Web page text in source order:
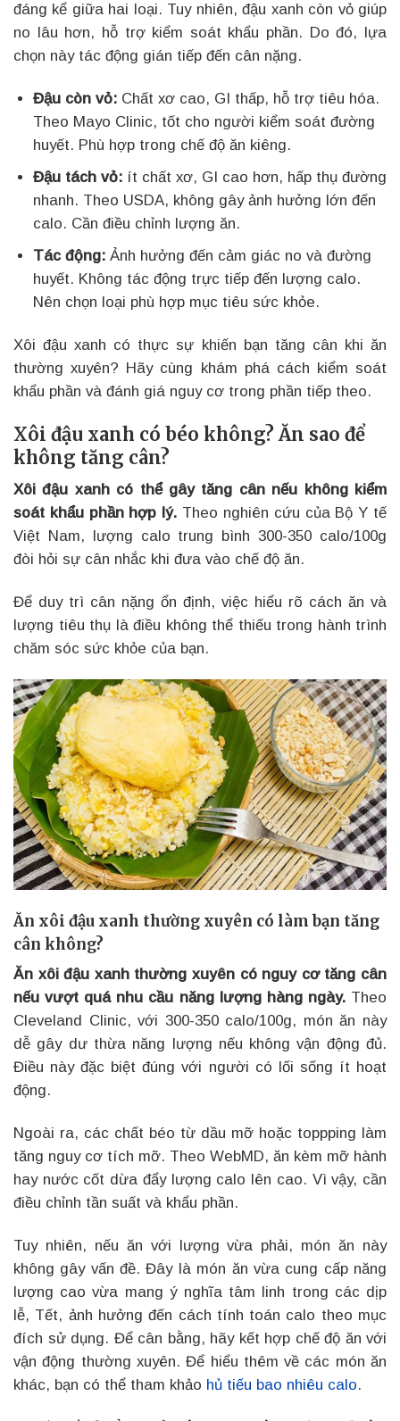
đáng kể giữa hai loại. Tuy nhiên, đậu xanh còn vỏ giúp
no lâu hơn, hỗ trợ kiểm soát khẩu phần. Do đó, lựa
chọn này tác động gián tiếp đến cân nặng.
Đậu còn vỏ:Chất xơ cao, GI thấp, hỗ trợ tiêu hóa.
Theo Mayo Clinic, tốt cho người kiểm soát đường
huyết. Phù hợp trong chế độ ăn kiêng.
Đậu tách vỏ:ít chất xơ, GI cao hơn, hấp thụ đường
nhanh. Theo USDA, không gây ảnh hưởng lớn đến
calo. Cần điều chỉnh lượng ăn.
Tác động:Ảnh hưởng đến cảm giác no và đường
huyết. Không tác động trực tiếp đến lượng calo.
Nên chọn loại phù hợp mục tiêu sức khỏe.
Xôi đậu xanh có thực sự khiến bạn tăng cân khi ăn
thường xuyên? Hãy cùng khám phá cách kiểm soát
khẩu phần và đánh giá nguy cơ trong phần tiếp theo.
Xôi đậu xanh có béo không? Ăn sao để
không tăng cân?
Xôi đậu xanh có thể gây tăng cân nếu không kiểm
soát khẩu phần hợp lý. Theo nghiên cứu của Bộ Y tế
Việt Nam, lượng calo trung bình 300-350 calo/100g
đòi hỏi sự cân nhắc khi đưa vào chế độ ăn.
Để duy trì cân nặng ổn định, việc hiểu rõ cách ăn và
lượng tiêu thụ là điều không thể thiếu trong hành trình
chăm sóc sức khỏe của bạn.
Ăn xôi đậu xanh thường xuyên có làm bạn tăng
cân không?
Ăn xôi đậu xanh thường xuyên có nguy cơ tăng cân
nếu vượt quá nhu cầu năng lượng hàng ngày.Theo
Cleveland Clinic, với 300-350 calo/100g, món ăn này
dễ gây dư thừa năng lượng nếu không vận động đủ.
Điều này đặc biệt đúng với người có lối sống ít hoạt
động.
Ngoài ra, các chất béo từ dầu mỡ hoặc toppping làm
tăng nguy cơ tích mỡ. Theo WebMD, ăn kèm mỡ hành
hay nước cốt dừa đẩy lượng calo lên cao. Vì vậy, cần
điều chỉnh tần suất và khẩu phần.
Tuy nhiên, nếu ăn với lượng vừa phải, món ăn này
không gây vấn đề. Đây là món ăn vừa cung cấp năng
lượng cao vừa mang ý nghĩa tâm linh trong các dịp
lễ, Tết, ảnh hưởng đến cách tính toán calo theo mục
đích sử dụng. Để cân bằng, hãy kết hợp chế độ ăn với
vận động thường xuyên. Để hiểu thêm về các món ăn
khác, bạn có thể tham khảo hủ tiếu bao nhiêu calo.